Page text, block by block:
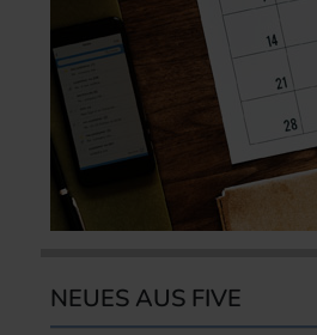
NEUES AUS FIVE